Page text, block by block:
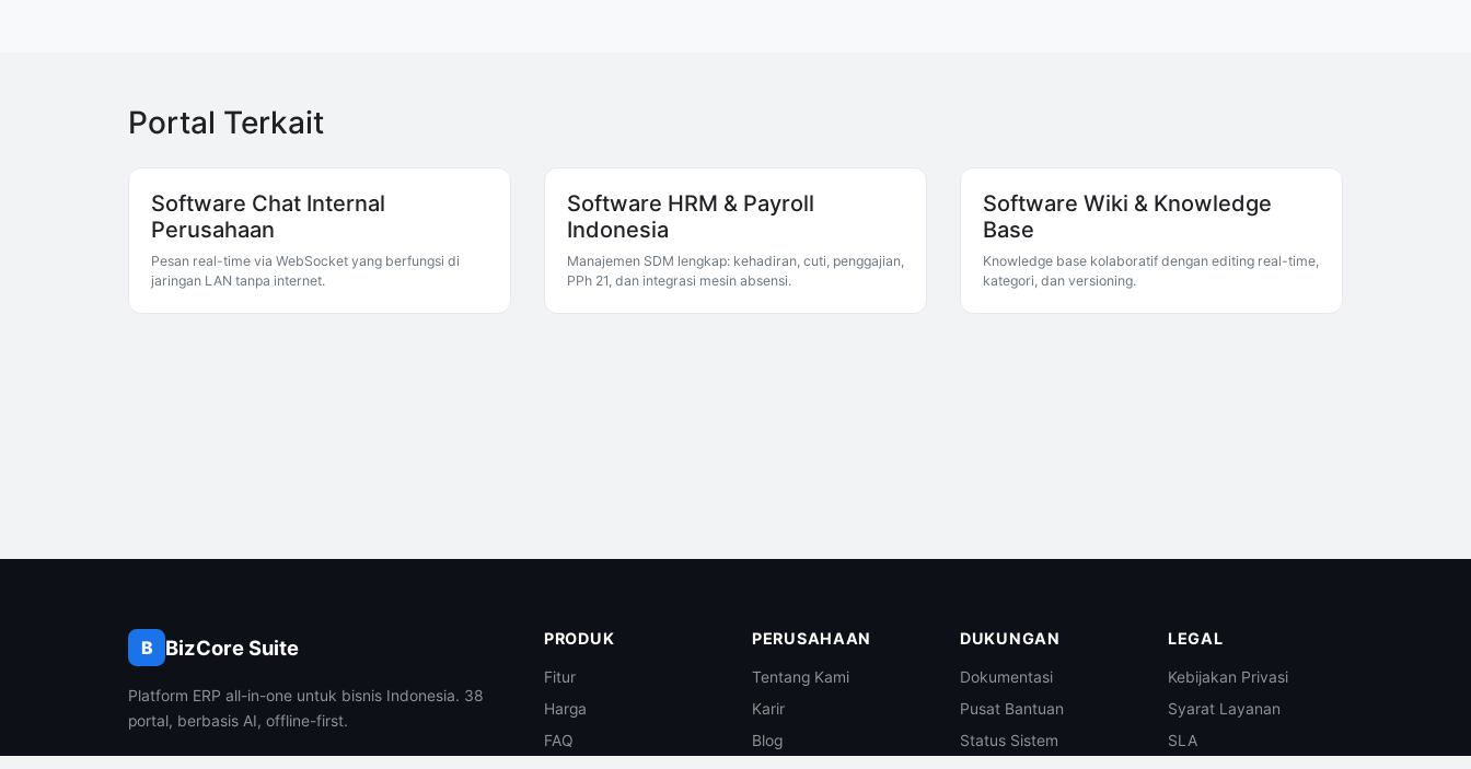
Portal Terkait
Software Chat Internal
Perusahaan
Pesan real-time via WebSocket yang berfungsi di
jaringan LAN tanpa internet.
Software HRM & Payroll
Indonesia
Manajemen SDM lengkap: kehadiran, cuti, penggajian,
PPh 21, dan integrasi mesin absensi.
Software Wiki & Knowledge
Base
Knowledge base kolaboratif dengan editing real-time,
kategori, dan versioning.
B BizCore Suite
Platform ERP all-in-one untuk bisnis Indonesia. 38
portal, berbasis AI, offline-first.
PRODUK
Fitur
Harga
FAQ
PERUSAHAAN
Tentang Kami
Karir
Blog
DUKUNGAN
Dokumentasi
Pusat Bantuan
Status Sistem
LEGAL
Kebijakan Privasi
Syarat Layanan
SLA